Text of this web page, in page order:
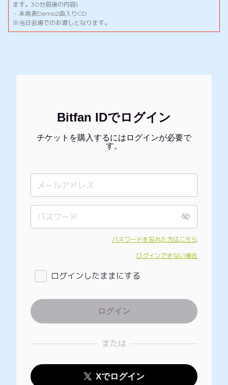
ます。30分前後の内容)
・未発表Demo2曲入りCD
※当日会場でのお渡しとなります。
Bitfan IDでログイン
チケットを購入するにはログインが必要で
す。
パスワードを忘れた方はこちら
ログインできない場合
ログインしたままにする
または
Xでログイン